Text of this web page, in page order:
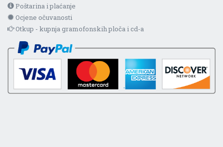
Poštarina i plaćanje
Ocjene očuvanosti
Otkup - kupnja gramofonskih ploča i cd-a